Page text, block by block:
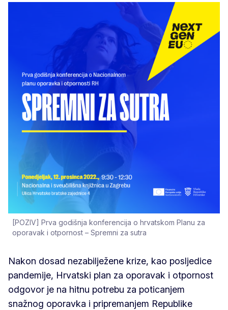
Nakon dosad nezabilježene krize, kao posljedice
pandemije, Hrvatski plan za oporavak i otpornost
odgovor je na hitnu potrebu za poticanjem
snažnog oporavka i pripremanjem Republike
[POZIV] Prva godišnja konferencija o hrvatskom Planu za
oporavak i otpornost – Spremni za sutra